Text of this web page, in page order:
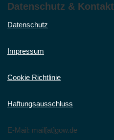
Datenschutz & Kontakt
Datenschutz
Impressum
Cookie Richtlinie
Haftungsausschluss
E-Mail: mail[at]gow.de